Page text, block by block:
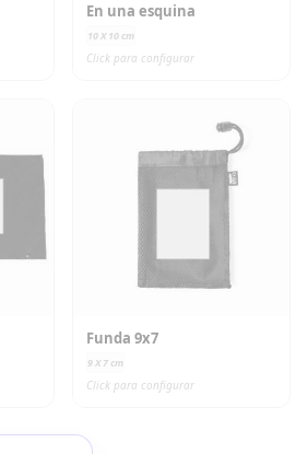
En una esquina
10 X 10 cm
Click para configurar
Funda 9x7
9 X 7 cm
Click para configurar